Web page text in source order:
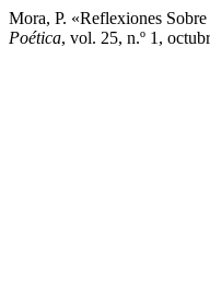
Mora, P. «Reflexiones
Poética, vol. 25, n.º 1,